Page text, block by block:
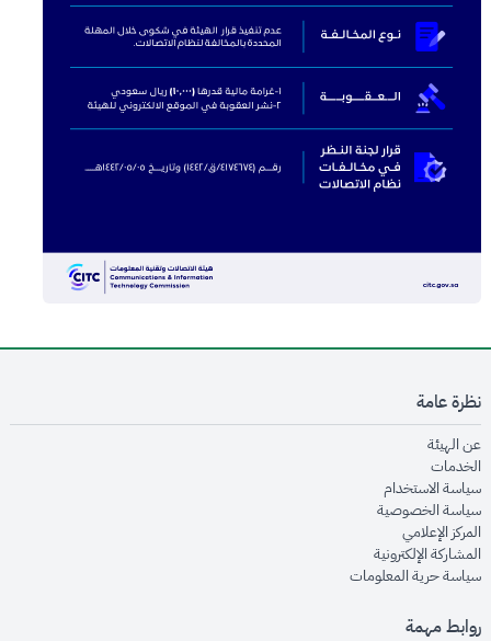
نظرة عامة
عن الهيئةopens in new window
الخدماتopens in new window
سياسة الاستخدام
سياسة الخصوصيةopens in new window
المركز الإعلاميopens in new window
المشاركة الإلكترونيةopens in new window
سياسة حرية المعلوماتopens in new window
روابط مهمة